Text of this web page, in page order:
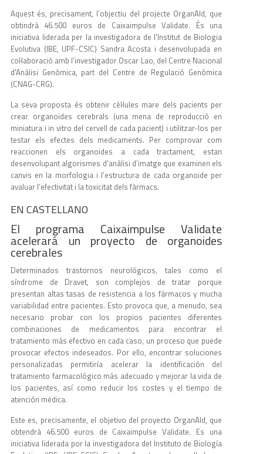
Aquest és, precisament, l’objectiu del projecte OrganAId, que
obtindrà 46.500 euros de Caixaimpulse Validate. És una
iniciativa liderada per la investigadora de l’Institut de Biologia
Evolutiva (IBE, UPF-CSIC) Sandra Acosta i desenvolupada en
col·laboració amb l’investigador Oscar Lao, del Centre Nacional
d'Anàlisi Genòmica, part del Centre de Regulació Genòmica
(CNAG-CRG).
La seva proposta és obtenir cèl·lules mare dels pacients per
crear organoides cerebrals (una mena de reproducció en
miniatura i in vitro del cervell de cada pacient) i utilitzar-los per
testar els efectes dels medicaments. Per comprovar com
reaccionen els organoides a cada tractament, estan
desenvolupant algorismes d’anàlisi d’imatge que examinen els
canvis en la morfologia i l’estructura de cada organoide per
avaluar l’efectivitat i la toxicitat dels fàrmacs.
EN CASTELLANO
El programa Caixaimpulse Validate
acelerará un proyecto de organoides
cerebrales
Determinados trastornos neurológicos, tales como el
síndrome de Dravet, son complejos de tratar porque
presentan altas tasas de resistencia a los fármacos y mucha
variabilidad entre pacientes. Esto provoca que, a menudo, sea
necesario probar con los propios pacientes diferentes
combinaciones de medicamentos para encontrar el
tratamiento más efectivo en cada caso, un proceso que puede
provocar efectos indeseados. Por ello, encontrar soluciones
personalizadas permitiría acelerar la identificación del
tratamiento farmacológico más adecuado y mejorar la vida de
los pacientes, así como reducir los costes y el tiempo de
atención médica.
Este es, precisamente, el objetivo del proyecto OrganAId, que
obtendrá 46.500 euros de Caixaimpulse Validate. Es una
iniciativa liderada por la investigadora del Instituto de Biología